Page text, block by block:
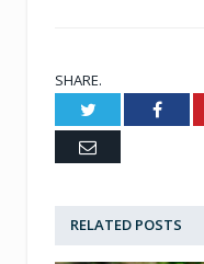
SHARE.
Twitter
Email
RELATED POSTS